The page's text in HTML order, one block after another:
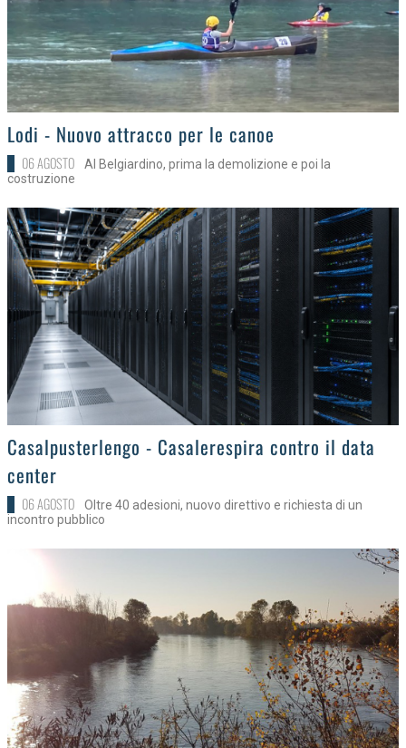
>Lodi - Nuovo attracco per le canoe
06 AGOSTO
Al Belgiardino, prima la demolizione e poi la
costruzione
>
Casalpusterlengo - Casalerespira contro il data
center
06 AGOSTO
Oltre 40 adesioni, nuovo direttivo e richiesta di un
incontro pubblico